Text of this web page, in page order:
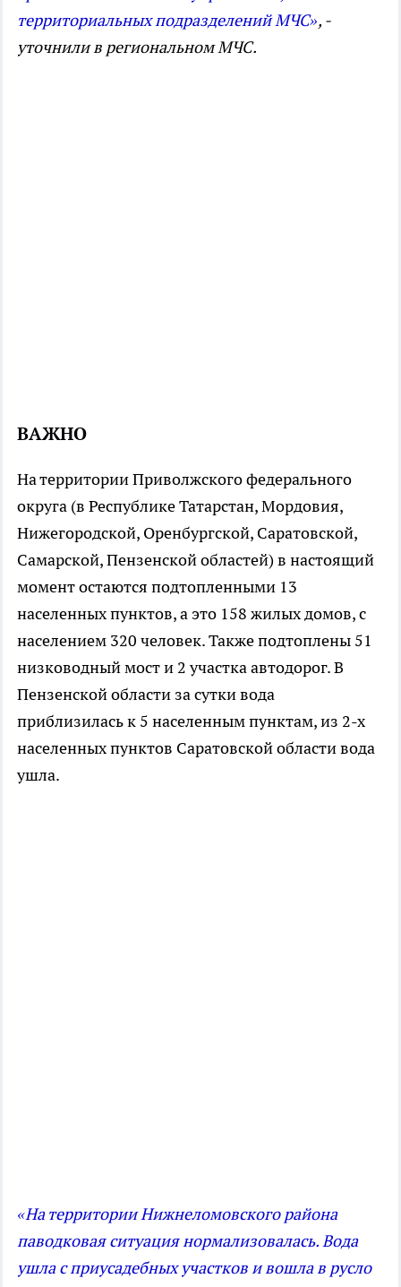
территориальных подразделений МЧС», -
уточнили в региональном МЧС.
ВАЖНО
На территории Приволжского федерального
округа (в Республике Татарстан, Мордовия,
Нижегородской, Оренбургской, Саратовской,
Самарской, Пензенской областей) в настоящий
момент остаются подтопленными 13
населенных пунктов, а это 158 жилых домов, с
населением 320 человек. Также подтоплены 51
низководный мост и 2 участка автодорог. В
Пензенской области за сутки вода
приблизилась к 5 населенным пунктам, из 2-х
населенных пунктов Саратовской области вода
ушла.
«На территории Нижнеломовского района
паводковая ситуация нормализовалась. Вода
ушла с приусадебных участков и вошла в русло